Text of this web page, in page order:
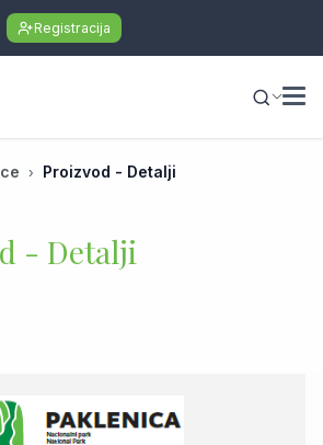
Registracija
Proizvod - Detalji
- Detalji